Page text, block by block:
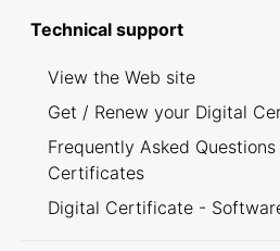
Technical support
View the Web site
Get / Renew your Digital
Frequently Asked
Certificates
Digital Certificate -